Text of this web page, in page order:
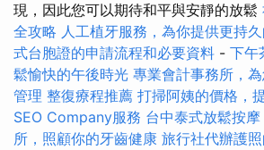
現，因此您可以期待和平與安靜的放鬆
全攻略 人工植牙服務，為你提供更持
式台胞證的申請流程和必要資料 - 下午
鬆愉快的午後時光 專業會計事務所，
管理 整復療程推薦 打掃阿姨的價格，
SEO Company服務 台中泰式放鬆按摩
所，照顧你的牙齒健康 旅行社代辦護